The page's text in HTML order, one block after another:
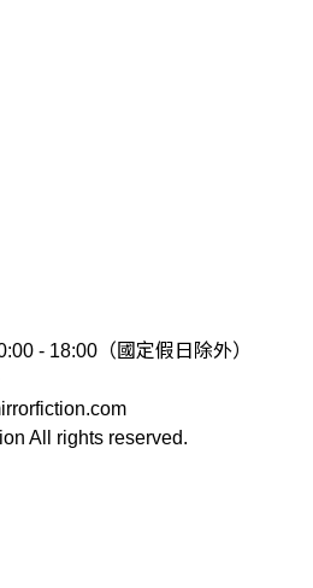
- 18:00（國定假日除外）
All rights reserved.